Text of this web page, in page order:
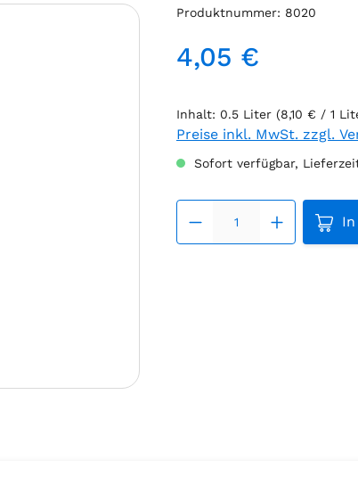
Produktnummer: 8020
Regulärer Preis:
4,05 €
Inhalt: 0.5 Liter (8,10 € / 1
Preise inkl. MwSt. zzgl.
Sofort verfügbar,